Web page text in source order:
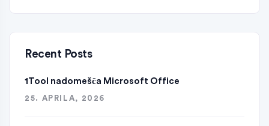
Recent Posts
1Tool nadomešča Microsoft Office
25. APRILA, 2026